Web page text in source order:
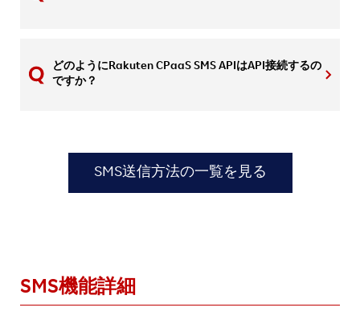
どのようにRakuten CPaaS SMS APIはAPI接続するの
ですか？
SMS送信方法の一覧を見る
SMS機能詳細